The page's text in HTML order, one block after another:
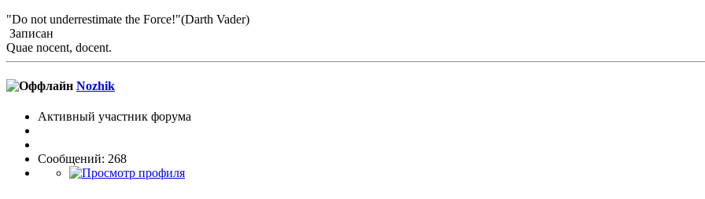
"Do not underrestimate the Force!"(Darth Vader)
Записан
Quae nocent, docent.
Nozhik
Активный участник форума
Сообщений: 268